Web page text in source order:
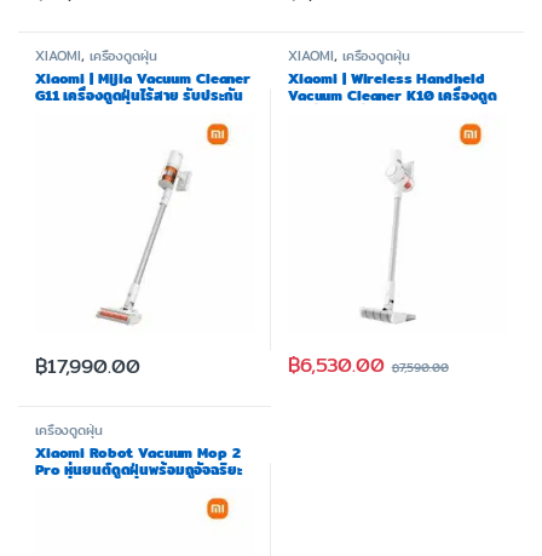
XIAOMI, เครื่องดูดฝุ่น
Xiaomi | Mijia Vacuum Cleaner
G11 เครื่องดูดฝุ่นไร้สาย รับประกัน
ศูนย์ไทย 1 ปี
฿17,990.00
XIAOMI, เครื่องดูดฝุ่น
Xiaomi | Wireless Handheld
Vacuum Cleaner K10 เครื่องดูด
ฝุ่นไร้สาย หน้าจอแสดงผลแบบ LCD
฿6,530.00 ฿7,590.00
เครื่องดูดฝุ่น
Xiaomi Robot Vacuum Mop 2
Pro หุ่นยนต์ดูดฝุ่นพร้อมถูอัจฉริยะ
ควบคุมผ่านแอพ รุ่นใหม่ล่าสุด